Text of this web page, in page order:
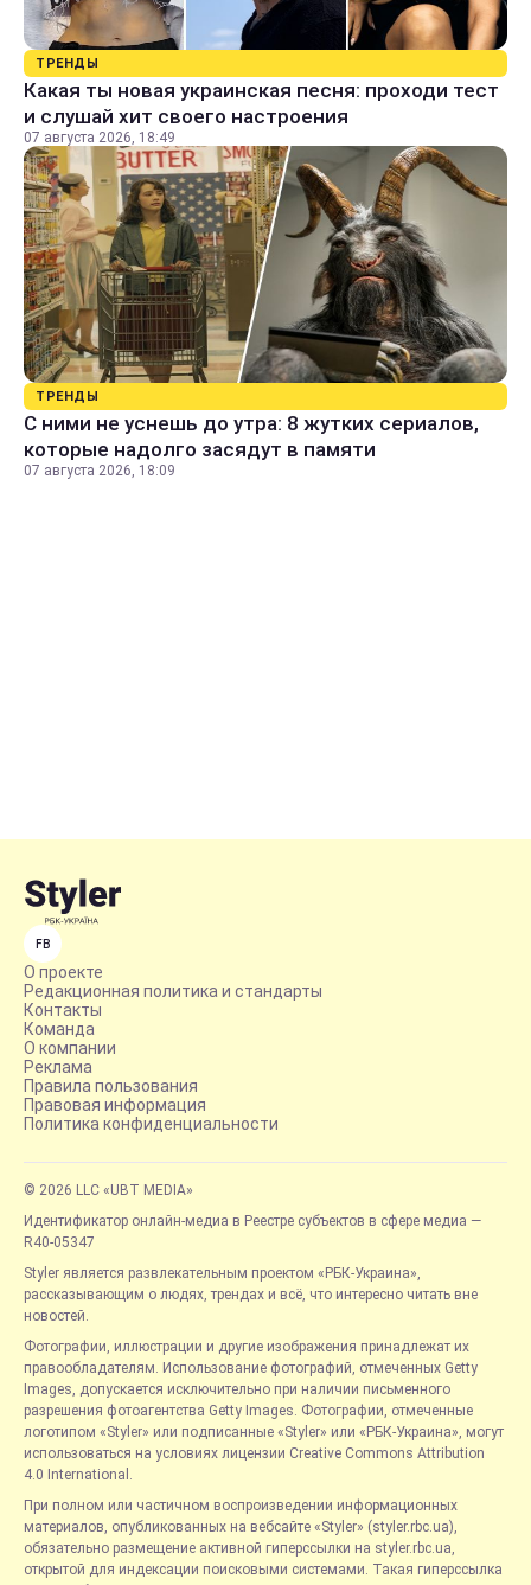
ТРЕНДЫ
Какая ты новая украинская песня: проходи тест
и слушай хит своего настроения
07 августа 2026, 18:49
ТРЕНДЫ
С ними не уснешь до утра: 8 жутких сериалов,
которые надолго засядут в памяти
07 августа 2026, 18:09
FB
О проекте
Редакционная политика и стандарты
Контакты
Команда
О компании
Реклама
Правила пользования
Правовая информация
Политика конфиденциальности
© 2026 LLC «UBT MEDIA»
Идентификатор онлайн-медиа в Реестре субъектов в сфере медиа —
R40-05347
Styler является развлекательным проектом «РБК-Украина»,
рассказывающим о людях, трендах и всё, что интересно читать вне
новостей.
Фотографии, иллюстрации и другие изображения принадлежат их
правообладателям. Использование фотографий, отмеченных Getty
Images, допускается исключительно при наличии письменного
разрешения фотоагентства Getty Images. Фотографии, отмеченные
логотипом «Styler» или подписанные «Styler» или «РБК-Украина», могут
использоваться на условиях лицензии Creative Commons Attribution
4.0 International.
При полном или частичном воспроизведении информационных
материалов, опубликованных на вебсайте «Styler» (styler.rbc.ua),
обязательно размещение активной гиперссылки на styler.rbc.ua,
открытой для индексации поисковыми системами. Такая гиперссылка